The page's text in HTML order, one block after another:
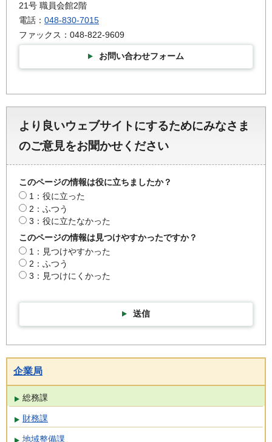
21号 職員会館2階
電話： 048-830-7015
ファックス：048-822-9609
お問い合わせフォーム
より良いウェブサイトにするためにみなさま
のご意見をお聞かせください
このページの情報は役に立ちましたか？
1：役に立った
2：ふつう
3：役に立たなかった
このページの情報は見つけやすかったですか？
1：見つけやすかった
2：ふつう
3：見つけにくかった
送信
企業局
総務課
財務課
地域整備課